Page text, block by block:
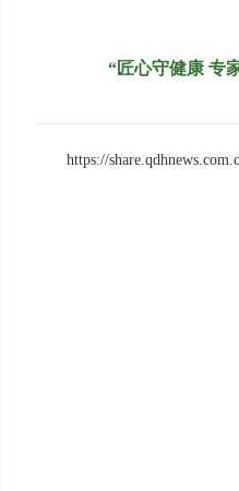
“匠心守健康 专
https://